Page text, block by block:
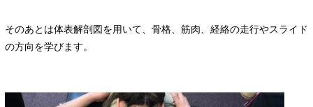
そのあとは体表解剖図を用いて、骨格、筋肉、経絡の走行やスライド
の方向を学びます。